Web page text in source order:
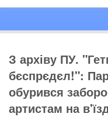
З архіву ПУ.
бєспрєдєл!":
обурився
артистам на